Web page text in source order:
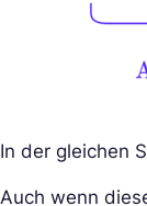
In der gleichen
Auch wenn